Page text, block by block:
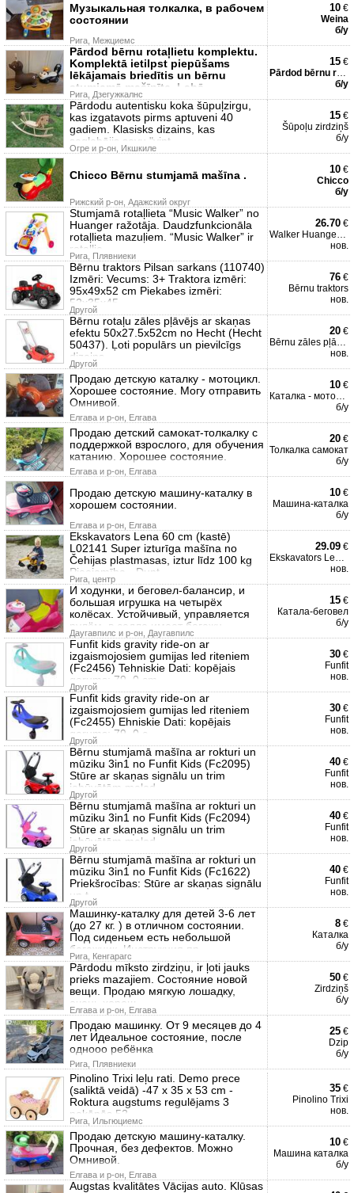
Музыкальная толкалка, в рабочем
состоянии
Рига, Межциемс
10 €
Weina
б/у
Pārdod bērnu rotaļlietu komplektu.
Komplektā ietilpst piepūšams
lēkājamais briedītis un bērnu
stumjamā mašīnīte. Labā
Рига, Дзегужкалнс
15 €
Pārdod bērnu rotaļlietu
б/у
Pārdodu autentisku koka šūpuļzirgu,
kas izgatavots pirms aptuveni 40
gadiem. Klasisks dizains, kas
saglabājis savu "vint
Огре и р-он, Икшкиле
15 €
Šūpoļu zirdziņš
б/у
Chicco Bērnu stumjamā mašīna .
Рижский р-он, Адажский округ
10 €
Chicco
б/у
Stumjamā rotaļlieta “Music Walker” no
Huanger ražotāja. Daudzfunkcionāla
rotaļlieta mazuļiem. “Music Walker” ir
rotaļlie
Рига, Плявниеки
26.70 €
Walker Huanger Classic
нов.
Bērnu traktors Pilsan sarkans (110740)
Izmēri: Vecums: 3+ Traktora izmēri:
95x49x52 cm Piekabes izmēri:
52x35x45
Другой
76 €
Bērnu traktors
нов.
Bērnu rotaļu zāles pļāvējs ar skaņas
efektu 50x27.5x52cm no Hecht (Hecht
50437). Ļoti populārs un pievilcīgs
dizains
Другой
20 €
Bērnu zāles pļāvējs
нов.
Продаю детскую каталку - мотоцикл.
Хорошее состояние. Могу отправить
Омнивой.
Елгава и р-он, Елгава
10 €
Каталка - мотоцикл
б/у
Продаю детский самокат-толкалку с
поддержкой взрослого, для обучения
катанию. Хорошее состояние.
Елгава и р-он, Елгава
20 €
Толкалка самокат
б/у
Продаю детскую машину-каталку в
хорошем состоянии.
Елгава и р-он, Елгава
10 €
Машина-каталка
б/у
Ekskavators Lena 60 cm (kastē)
L02141 Super izturīga mašīna no
Čehijas plastmasas, iztur līdz 100 kg
Pieejamība - Dunt
Рига, центр
29.09 €
Ekskavators Lena 60 cm
нов.
И ходунки, и беговел-балансир, и
большая игрушка на четырёх
колёсах. Устойчивый, управляется
рулём, в седле имеет багажн
Даугавпилс и р-он, Даугавпилс
15 €
Катала-беговел
б/у
Funfit kids gravity ride-on ar
izgaismojosiem gumijas led riteniem
(Fc2456) Tehniskie Dati: kopējais
garums: 79, 0 cm
Другой
30 €
Funfit
нов.
Funfit kids gravity ride-on ar
izgaismojosiem gumijas led riteniem
(Fc2455) Ehniskie Dati: kopējais
garums: 79, 0 c
Другой
30 €
Funfit
нов.
Bērnu stumjamā mašīna ar rokturi un
mūziku 3in1 no Funfit Kids (Fc2095)
Stūre ar skaņas signālu un trim
iebūvētām melod
Другой
40 €
Funfit
нов.
Bērnu stumjamā mašīna ar rokturi un
mūziku 3in1 no Funfit Kids (Fc2094)
Stūre ar skaņas signālu un trim
iebūvētām melod
Другой
40 €
Funfit
нов.
Bērnu stumjamā mašīna ar rokturi un
mūziku 3in1 no Funfit Kids (Fc1622)
Priekšrocības: Stūre ar skaņas signālu
un t
Другой
40 €
Funfit
нов.
Машинку-каталку для детей 3-6 лет
(до 27 кг. ) в отличном состоянии.
Под сиденьем есть небольшой
багажник. Инструкция пр
Рига, Кенгарагс
8 €
Каталка
б/у
Pārdodu mīksto zirdziņu, ir ļoti jauks
prieks mazajiem. Состояние новой
вещи. Продаю мягкую лошадку,
очень хорош
Елгава и р-он, Елгава
50 €
Zirdziņš
б/у
Продаю машинку. От 9 месяцев до 4
лет Идеальное состояние, после
однооо ребёнка
Рига, Плявниеки
25 €
Dzip
б/у
Pinolino Trixi leļu rati. Demo prece
(saliktā veidā) -47 x 35 x 53 cm -
Roktura augstums regulējams 3
pakāpēs 52
Рига, Ильгюциемс
35 €
Pinolino Trixi
нов.
Продаю детскую машину-каталку.
Прочная, без дефектов. Можно
Омнивой.
Елгава и р-он, Елгава
10 €
Машина каталка
б/у
Augstas kvalitātes Vācijas auto. Klūsas